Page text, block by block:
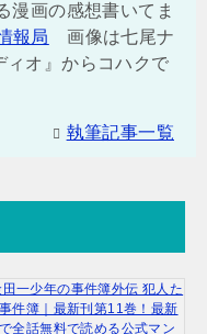
漫画の感想書いてま
報局
画像は七尾ナ
ィオ』からコハクで
執筆記事一覧